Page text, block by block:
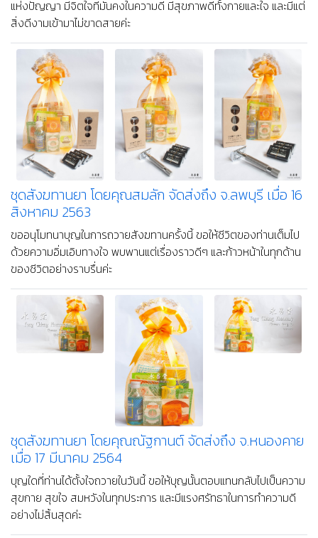
แห่งปัญญา มีจิตใจที่มั่นคงในความดี มีสุขภาพดีทั้งกายและใจ และมีแต่
สิ่งดีงามเข้ามาไม่ขาดสายค่ะ
ชุดสังฆทานยา โดยคุณสมลัก จัดส่งถึง จ.ลพบุรี เมื่อ 16
สิงหาคม 2563
ขออนุโมทนาบุญในการถวายสังฆทานครั้งนี้ ขอให้ชีวิตของท่านเต็มไป
ด้วยความอิ่มเอิบทางใจ พบพานแต่เรื่องราวดีๆ และก้าวหน้าในทุกด้าน
ของชีวิตอย่างราบรื่นค่ะ
ชุดสังฆทานยา โดยคุณณัฐกานต์ จัดส่งถึง จ.หนองคาย
เมื่อ 17 มีนาคม 2564
บุญใดที่ท่านได้ตั้งใจถวายในวันนี้ ขอให้บุญนั้นตอบแทนกลับไปเป็นความ
สุขกาย สุขใจ สมหวังในทุกประการ และมีแรงศรัทธาในการทำความดี
อย่างไม่สิ้นสุดค่ะ